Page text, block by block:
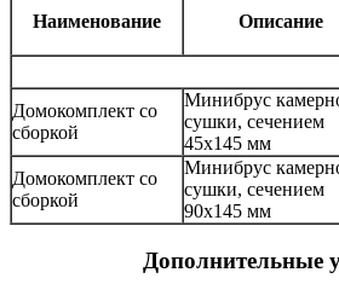
Наименование Описание
Домокомплект со
сборкой
Минибрус
сушки, сечением
45х145 мм
Домокомплект со
сборкой
Минибрус
сушки, сечением
90х145 мм
Дополнительные